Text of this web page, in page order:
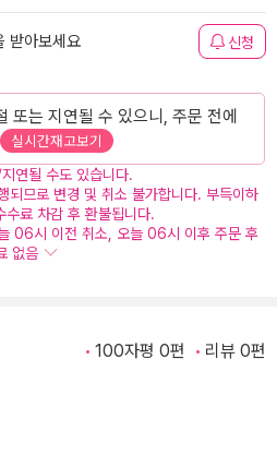
받아보세요 신청
또는 지연될 수 있으니, 주문 전에
실시간재고보기
연될 수도 있습니다.
되므로 변경 및 취소 불가합니다. 부득이하
료 차감 후 환불됩니다.
06시 이전 취소, 오늘 06시 이후 주문 후
없음
100자평 0편 리뷰 0편